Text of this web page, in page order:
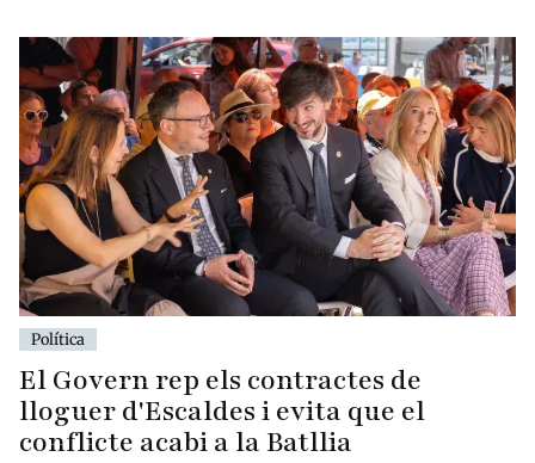
Política
El Govern rep els contractes de
lloguer d'Escaldes i evita que el
conflicte acabi a la Batllia